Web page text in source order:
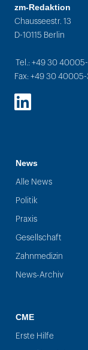
zm-Redaktion
Chausseestr. 13
D-10115 Berlin
Tel.: +49 30
Fax: +49 30 40005-
LinkedIn
News
Alle News
Politik
Praxis
Gesellschaft
Zahnmedizin
News-Archiv
CME
Erste Hilfe